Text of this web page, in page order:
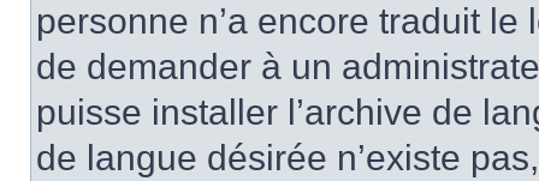
personne n’a encore traduit
de demander à un
puisse installer l’archive de
de langue désirée n’existe